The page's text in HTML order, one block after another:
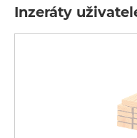
Inzeráty